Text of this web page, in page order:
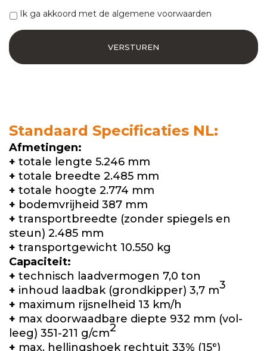
Ik ga akkoord met de algemene voorwaarden
Standaard Specificaties NL:
Afmetingen:
+ totale lengte 5.246 mm
+ totale breedte 2.485 mm
+ totale hoogte 2.774 mm
+ bodemvrijheid 387 mm
+ transportbreedte (zonder spiegels en
steun) 2.485 mm
+ transportgewicht 10.550 kg
Capaciteit:
+ technisch laadvermogen 7,0 ton
+ inhoud laadbak (grondkipper) 3,7 m3
+ maximum rijsnelheid 13 km/h
+ max doorwaadbare diepte 932 mm (vol-
leeg) 351-211 g/cm2
+ max. hellingshoek rechtuit 33% (15°)